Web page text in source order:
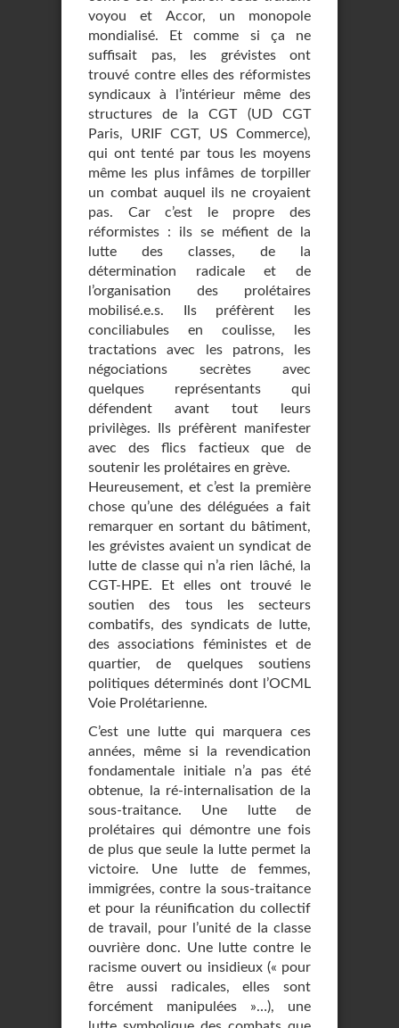
voyou et Accor, un monopole
mondialisé. Et comme si ça ne
suffisait pas, les grévistes ont
trouvé contre elles des réformistes
syndicaux à l’intérieur même des
structures de la CGT (UD CGT
Paris, URIF CGT, US Commerce),
qui ont tenté par tous les moyens
même les plus infâmes de torpiller
un combat auquel ils ne croyaient
pas. Car c’est le propre des
réformistes : ils se méfient de la
lutte des classes, de la
détermination radicale et de
l’organisation des prolétaires
mobilisé.e.s. Ils préfèrent les
conciliabules en coulisse, les
tractations avec les patrons, les
négociations secrètes avec
quelques représentants qui
défendent avant tout leurs
privilèges. Ils préfèrent manifester
avec des flics factieux que de
soutenir les prolétaires en grève.
Heureusement, et c’est la première
chose qu’une des déléguées a fait
remarquer en sortant du bâtiment,
les grévistes avaient un syndicat de
lutte de classe qui n’a rien lâché, la
CGT-HPE. Et elles ont trouvé le
soutien des tous les secteurs
combatifs, des syndicats de lutte,
des associations féministes et de
quartier, de quelques soutiens
politiques déterminés dont l’OCML
Voie Prolétarienne.
C’est une lutte qui marquera ces
années, même si la revendication
fondamentale initiale n’a pas été
obtenue, la ré-internalisation de la
sous-traitance. Une lutte de
prolétaires qui démontre une fois
de plus que seule la lutte permet la
victoire. Une lutte de femmes,
immigrées, contre la sous-traitance
et pour la réunification du collectif
de travail, pour l’unité de la classe
ouvrière donc. Une lutte contre le
racisme ouvert ou insidieux (« pour
être aussi radicales, elles sont
forcément manipulées »…), une